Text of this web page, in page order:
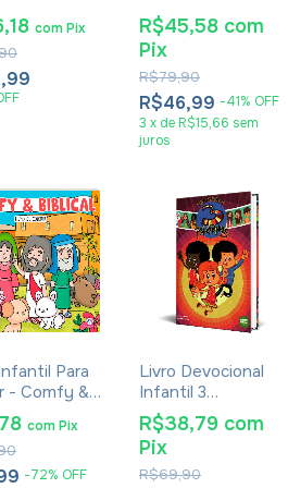
Acaba
Catalina
comPix
Ore Kids - Diego
Menin
R$46,99 -41% OFF
R$79,90
R$45,58 com
Pix
3 x de R$15,66 sem
juros
Para
- Comfy &
-72% OFF
comPix
Livro Devocional
Infantil 3
Palavrinhas -
Vinicius A. Miranda
E Kleverton
Monteiro
R$69,90
R$38,79 com
Pix